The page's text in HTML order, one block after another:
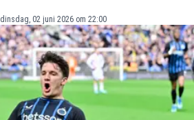
dinsdag, 02 juni 2026 om 22:00